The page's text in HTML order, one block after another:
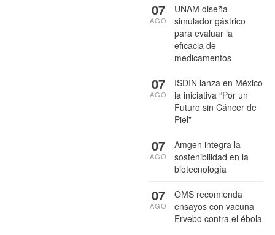
UNAM diseña
simulador gástrico
para evaluar la
eficacia de
medicamentos
07
AGO
ISDIN lanza en México
la iniciativa “Por un
Futuro sin Cáncer de
Piel”
07
AGO
Amgen integra la
sostenibilidad en la
biotecnología
07
AGO
OMS recomienda
ensayos con vacuna
Ervebo contra el ébola
07
AGO